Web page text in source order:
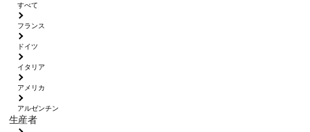
すべて
フランス
ドイツ
イタリア
アメリカ
アルゼンチン
生産者